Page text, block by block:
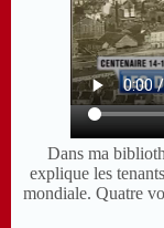
Dans ma
explique les
mondiale. Quatre